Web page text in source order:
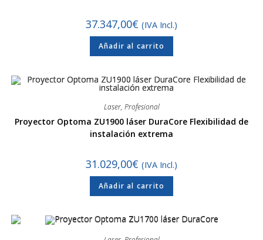
37.347,00€ (IVA Incl.)
Añadir al carrito
Laser, Profesional
Proyector Optoma ZU1900 láser DuraCore Flexibilidad de
instalación extrema
31.029,00€ (IVA Incl.)
Añadir al carrito